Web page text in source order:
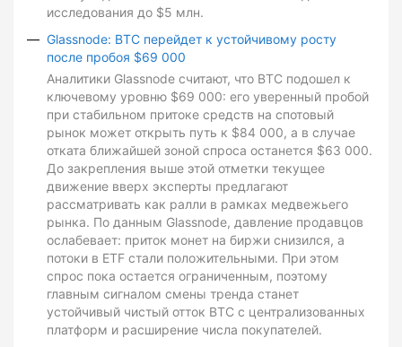
исследования до $5 млн.
Glassnode: BTC перейдет к устойчивому росту
после пробоя $69 000
Аналитики Glassnode считают, что BTC подошел к
ключевому уровню $69 000: его уверенный пробой
при стабильном притоке средств на спотовый
рынок может открыть путь к $84 000, а в случае
отката ближайшей зоной спроса останется $63 000.
До закрепления выше этой отметки текущее
движение вверх эксперты предлагают
рассматривать как ралли в рамках медвежьего
рынка. По данным Glassnode, давление продавцов
ослабевает: приток монет на биржи снизился, а
потоки в ETF стали положительными. При этом
спрос пока остается ограниченным, поэтому
главным сигналом смены тренда станет
устойчивый чистый отток BTC с централизованных
платформ и расширение числа покупателей.